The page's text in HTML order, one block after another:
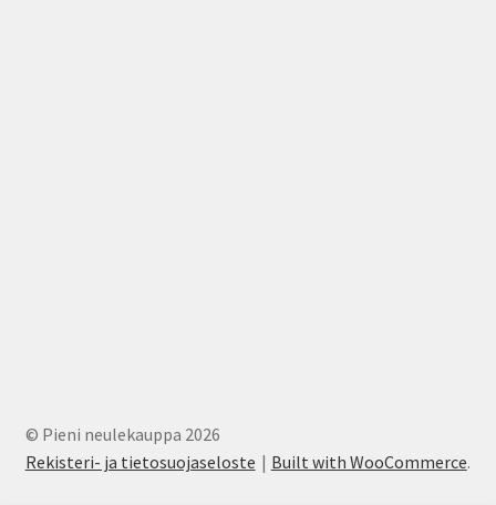
© Pieni neulekauppa 2026
Rekisteri- ja tietosuojaseloste
Built with WooCommerce.